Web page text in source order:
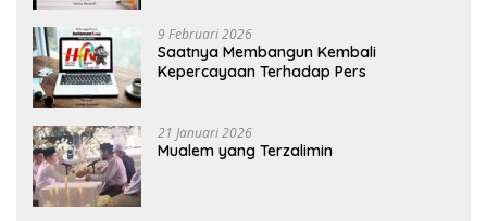
9 Februari 2026
Saatnya Membangun Kembali
Kepercayaan Terhadap Pers
21 Januari 2026
Mualem yang Terzalimin